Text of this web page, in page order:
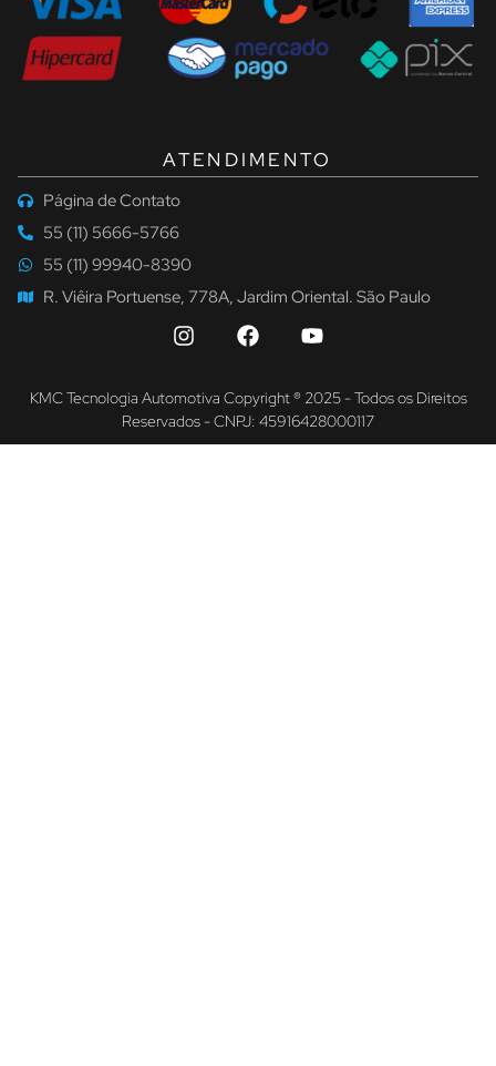
ATENDIMENTO
Página de Contato
55 (11) 5666-5766
55 (11) 99940-8390
R. Viêira Portuense, 778A, Jardim Oriental. São Paulo
KMC Tecnologia Automotiva Copyright ® 2025 - Todos os Direitos
Reservados - CNPJ: 45916428000117